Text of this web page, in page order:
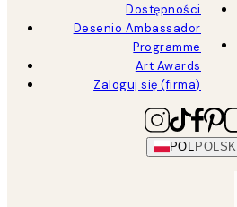
Dostępności
Desenio Ambassador
Programme
Art Awards
Zaloguj się (firma)
POL POLSKI